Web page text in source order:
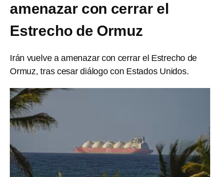
amenazar con cerrar el
Estrecho de Ormuz
Irán vuelve a amenazar con cerrar el Estrecho de
Ormuz, tras cesar diálogo con Estados Unidos.